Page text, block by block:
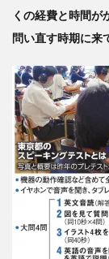
くの経費と時間が
問い直す時期に来